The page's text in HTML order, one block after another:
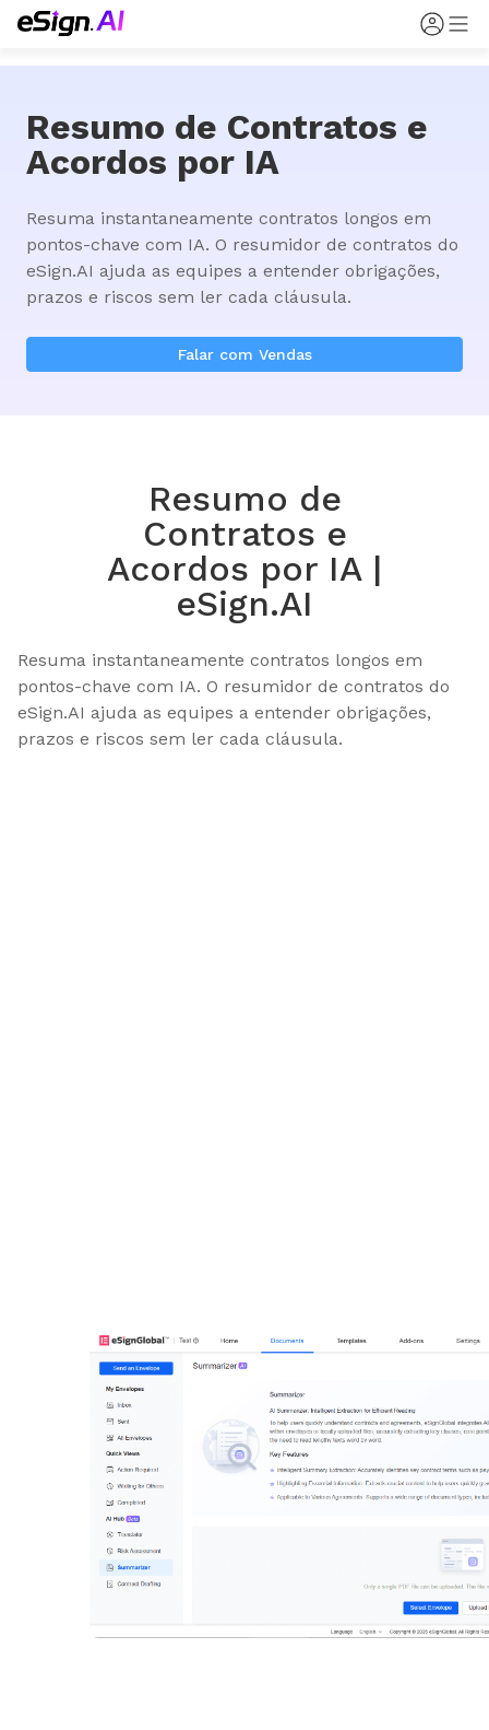
Resumo de Contratos e
Acordos por IA
Resuma instantaneamente contratos longos em
pontos-chave com IA. O resumidor de contratos do
eSign.AI ajuda as equipes a entender obrigações,
prazos e riscos sem ler cada cláusula.
Falar com Vendas
Resumo de
Contratos e
Acordos por IA |
eSign.AI
Resuma instantaneamente contratos longos em
pontos-chave com IA. O resumidor de contratos do
eSign.AI ajuda as equipes a entender obrigações,
prazos e riscos sem ler cada cláusula.